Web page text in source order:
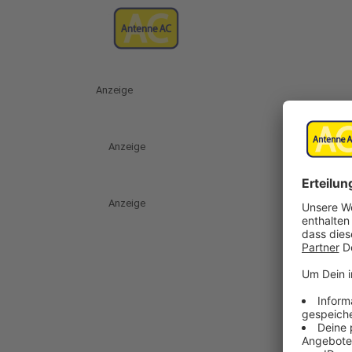
Anzeige
Anzeige
Anzeige